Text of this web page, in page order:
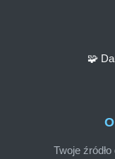
Twoje
🧩